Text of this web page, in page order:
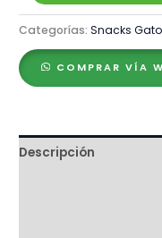
Cat
Stix
Treats
Salmon
6
Categorías:Snacks
COMPRAR VÍA
Descripción